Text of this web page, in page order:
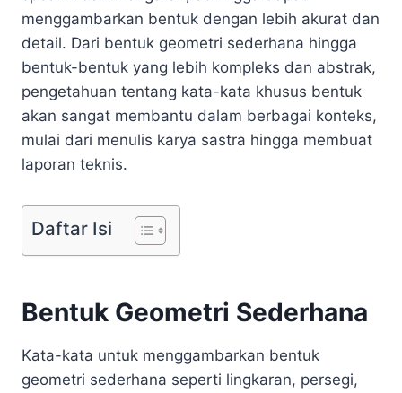
menggambarkan bentuk dengan lebih akurat dan
detail. Dari bentuk geometri sederhana hingga
bentuk-bentuk yang lebih kompleks dan abstrak,
pengetahuan tentang kata-kata khusus bentuk
akan sangat membantu dalam berbagai konteks,
mulai dari menulis karya sastra hingga membuat
laporan teknis.
Daftar Isi
Bentuk Geometri Sederhana
Kata-kata untuk menggambarkan bentuk
geometri sederhana seperti lingkaran, persegi,